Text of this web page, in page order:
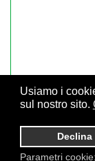
Usiamo i
sul nostro sito.
Declina
Parametri cookie:
© 2026 FSI -
Giovanna, 12 -
10013490155 -